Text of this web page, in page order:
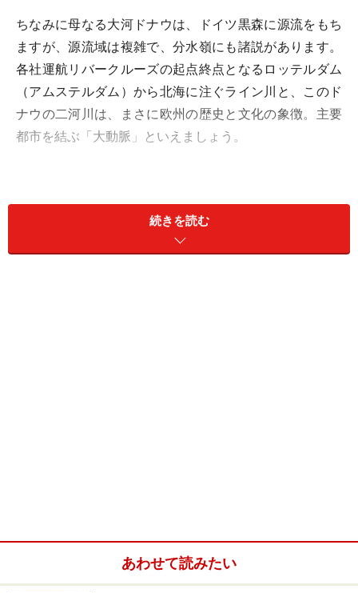
ちなみに母なる大河ドナウは、ドイツ黒森に源流をもち
ますが、源流域は複雑で、分水嶺にも諸説があります。
各社運航リバークルーズの起点終点となるロッテルダム
（アムステルダム）から北海に注ぐライン川と、このド
ナウの二河川は、まさに欧州の歴史と文化の象徴。主要
都市を結ぶ「大動脈」といえましょう。
川を上るコースの客船リバークルーズがおすすめです。
船上レストランクルーズや観光汽船でドナウクルーズを
経験したひともいることでしょう。しかし今回ご紹介す
続きを読む
あわせて読みたい